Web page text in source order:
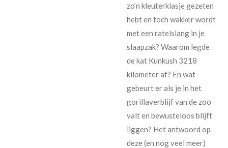
zo’n kleuterklasje gezeten
hebt en toch wakker wordt
met een ratelslang in je
slaapzak? Waarom legde
de kat Kunkush 3218
kilometer af? En wat
gebeurt er als je in het
gorillaverblijf van de zoo
valt en bewusteloos blijft
liggen? Het antwoord op
deze (en nog veel meer)